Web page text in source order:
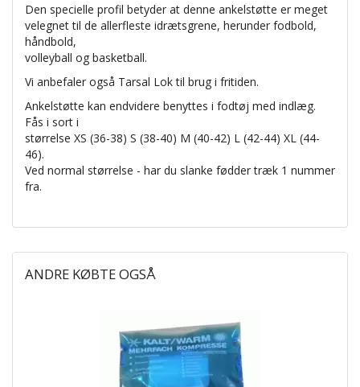
Den specielle profil betyder at denne ankelstøtte er meget
velegnet til de allerfleste idrætsgrene, herunder fodbold,
håndbold,
volleyball og basketball.
Vi anbefaler også Tarsal Lok til brug i fritiden.
Ankelstøtte kan endvidere benyttes i fodtøj med indlæg.
Fås i sort i
størrelse XS (36-38) S (38-40) M (40-42) L (42-44) XL (44-
46).
Ved normal størrelse - har du slanke fødder træk 1 nummer
fra.
ANDRE KØBTE OGSÅ